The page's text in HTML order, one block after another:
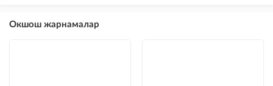
бекер жарыялардын үстүнө жарыя жайгаштыруу (VIPтен кийин)
Окшош жарнамалар